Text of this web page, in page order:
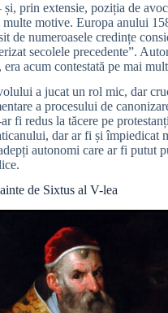
și, prin extensie, poziția de
multe motive. Europa anului
de numeroasele credințe
secolele precedente”.
era acum contestată pe mai
a jucat un rol mic, dar
a procesului de
fi redus la tăcere pe
dar ar fi și împiedicat
autonomi care ar fi putut
de Sixtus al V-lea